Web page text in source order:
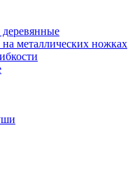
металлических ножках